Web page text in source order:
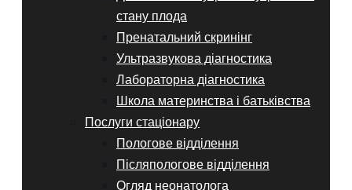
стану плода
Пренатальний скринінг
Ультразвукова діагностика
Лабораторна діагностика
Школа материнства і батьківства
Послуги стаціонару
Пологове відділення
Післяпологове відділення
Огляд неонатолога